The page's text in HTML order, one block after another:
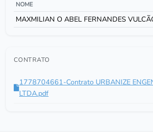
NOME
MAXMILIAN O ABEL FERNANDES
CONTRATO
1778704661-Contrato URBANIZE
LTDA.pdf